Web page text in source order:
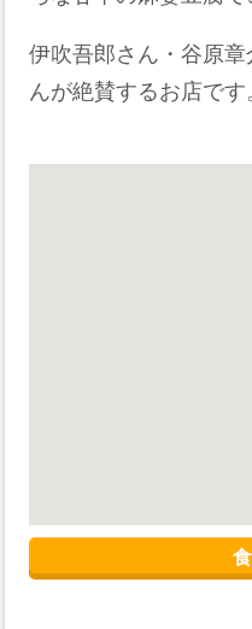
伊吹吾郎さん・谷原
んが絶賛するお店です